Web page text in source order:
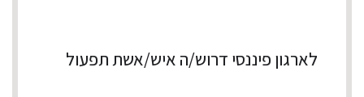
לארגון פיננסי דרוש/ה איש/אשת תפעול